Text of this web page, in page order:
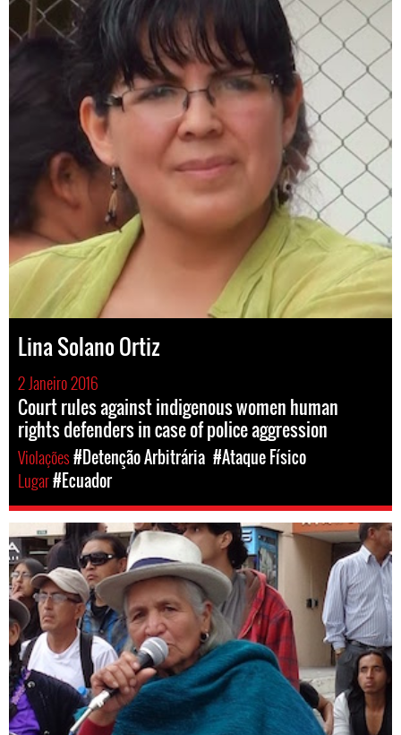
Lina Solano Ortiz
2 Janeiro 2016
Court rules against indigenous women human
rights defenders in case of police aggression
Violações#Detenção Arbitrária #Ataque Físico
Lugar#Ecuador